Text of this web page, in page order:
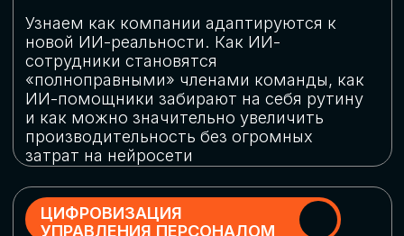
огромную статью затрат
ОБЛАЧНЫЕ ТЕХНОЛОГИИ
Подискутируем, какие облачные решения
существуют на рынке и почему
использование мультиоблачных моделей
не только снижает затраты, но и
«пересборки» бизнес-моделей